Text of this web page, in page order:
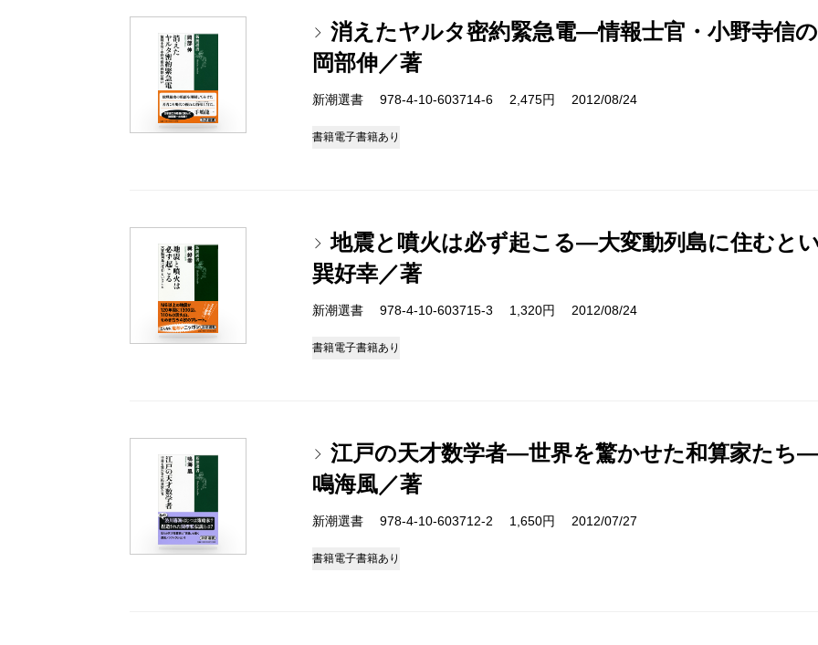
消えたヤルタ密約緊急電―情報士官・小野寺信
岡部伸／著
新潮選書 978-4-10-603714-6 2,475円 2012/08/24
書籍電子書籍あり
地震と噴火は必ず起こる―大変動列島に住むと
巽好幸／著
新潮選書 978-4-10-603715-3 1,320円 2012/08/24
書籍電子書籍あり
江戸の天才数学者―世界を驚かせた和算家たち―
鳴海風／著
新潮選書 978-4-10-603712-2 1,650円 2012/07/27
書籍電子書籍あり